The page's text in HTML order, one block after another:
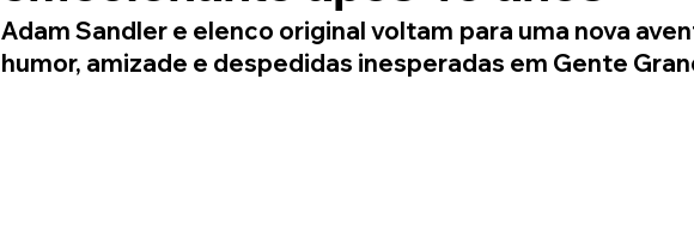
Adam Sandler e elenco original voltam para uma nova
humor, amizade e despedidas inesperadas em Gente